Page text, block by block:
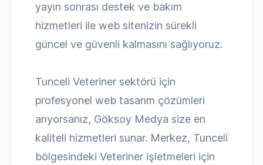
yayın sonrası destek ve bakım
hizmetleri ile web sitenizin sürekli
güncel ve güvenli kalmasını sağlıyoruz.
Tunceli Veteriner sektörü için
profesyonel web tasarım çözümleri
arıyorsanız, Göksoy Medya size en
kaliteli hizmetleri sunar. Merkez, Tunceli
bölgesindeki Veteriner işletmeleri için